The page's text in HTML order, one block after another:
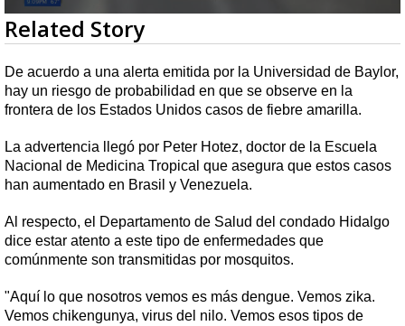
0
seconds
of
49
seconds
Related Story
De acuerdo a una alerta emitida por la Universidad de Baylor,
hay un riesgo de probabilidad en que se observe en la
frontera de los Estados Unidos casos de fiebre amarilla.
La advertencia llegó por Peter Hotez, doctor de la Escuela
Nacional de Medicina Tropical que asegura que estos casos
han aumentado en Brasil y Venezuela.
Al respecto, el Departamento de Salud del condado Hidalgo
dice estar atento a este tipo de enfermedades que
comúnmente son transmitidas por mosquitos.
"Aquí lo que nosotros vemos es más dengue. Vemos zika.
Vemos chikengunya, virus del nilo. Vemos esos tipos de